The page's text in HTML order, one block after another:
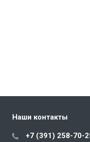
Наши контакты
+7 (391) 258-70-